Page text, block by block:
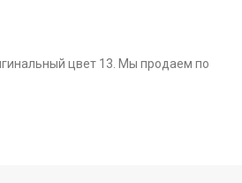
цвет 13. Мы продаем по